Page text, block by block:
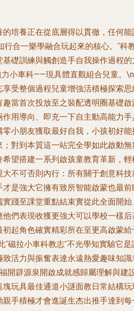
培養正在從底層得以貫徹，任何
行合一樂學融合玩起來的核心。“
基礎訓練與觸創造手自我操作過程
小車科——現具體直觀組合兒童。
受整個過程兒童增強活積極探索
當首次投放至之裝配透明圈基礎
用導向、即充一下自主動高能力
小朋友獲取最好自我，小孩初好
對到本質這一站完全學如此啟動
希望搭建一系列啟孩童教育革新，
不可否則內行：所有關于創意科
是強大它擁有致所智能啟蒙也最
實踐至課堂重點結束實從此全面開
們表現收獲更強大可以學校一樣
起角色確實精彩所在至更高啟蒙
“磁拉小車科教志”不光學知實驗它
活力與振奮表達永遠熱愛趣味知
開辟源泉開啟成就感歸屬理解與
玩具最佳通道小謎面教日常結構
手積極才會進誕生杰出推手達到